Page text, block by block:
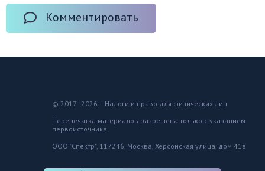
Комментировать
© 2017–2026 – Налоги и право для физических лиц
Перепечатка материалов разрешена только с указанием
первоисточника
ООО "Спектр", 117246, Москва, Херсонская улица, дом 41а